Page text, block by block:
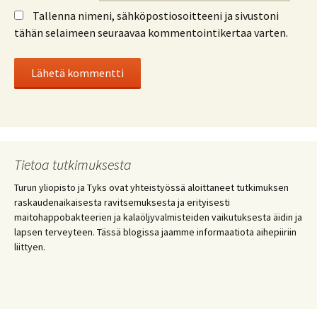
Tallenna nimeni, sähköpostiosoitteeni ja sivustoni
tähän selaimeen seuraavaa kommentointikertaa varten.
Tietoa tutkimuksesta
Turun yliopisto ja Tyks ovat yhteistyössä aloittaneet tutkimuksen
raskaudenaikaisesta ravitsemuksesta ja erityisesti
maitohappobakteerien ja kalaöljyvalmisteiden vaikutuksesta äidin ja
lapsen terveyteen. Tässä blogissa jaamme informaatiota aihepiiriin
liittyen.